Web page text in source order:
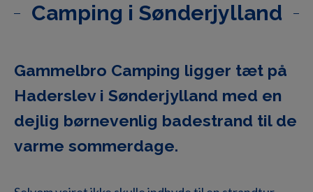
Camping i Sønderjylland
Gammelbro Camping ligger tæt på
Haderslev i Sønderjylland med en
dejlig børnevenlig badestrand til de
varme sommerdage.